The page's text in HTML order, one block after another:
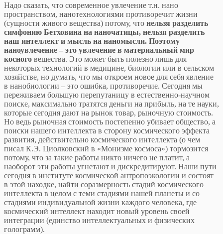
Надо сказать, что современное увлечение т.н. нано
пространством, нанотехнологиями противоречит жизни
(сущности живого вещества) потому, что нельзя разделить
симфонию Бетховина на наночатицы, нельзя разделить
наш интеллект и мысль на наномысли. Поэтому
наноувлечение – это увлечение в материальный мир
косного вещества. Это может быть полезно лишь для
некоторых технологий в медицине, биологии или в сельском
хозяйстве, но думать, что мы откроем новое для себя явление
в нанобиологии – это ошибка, противоречие. Сегодня мы
переживаем большую перепутаницу в естественно-научном
поиске, максимально тратятся деньги на прибыль, на те науки,
которые сегодня дают на рынок товар, рыночную стоимость.
Но ведь рыночная стоимость постепенно убивает общество, а
поиски нашего интеллекта в сторону космического эффекта
развития, действительно космического интеллекта (о чем
писал К.Э. Циолковский в «Монизме космоса») тормозится
потому, что за такие работы никто ничего не платит, а
наоборот эти работы угнетают и дискредитируют. Наши пути
сегодня в институте космической антропоэкологии и состоят
в этой находке, найти соразмерность стадий космического
интеллекта в целом с теми стадиями нашей планеты и со
стадиями индивидуальной жизни каждого человека, где
космический интеллект находит новый уровень своей
интеграции (единство интеллектуальных и физических
голограмм).